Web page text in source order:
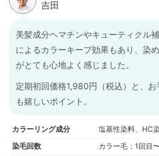
美髪成分ヘマチンやキューティクル
によるカラーキープ効果もあり、染
がとても心地よく感じました。
定期初回価格1,980円（税込）と、
も嬉しいポイント。
カラーリング成分
塩基性染料、HC
染毛回数
カラー毛：1回目